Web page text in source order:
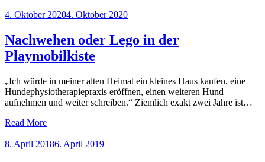
Posted
4. Oktober 20204. Oktober 2020
Nachwehen oder Lego in der
Playmobilkiste
„Ich würde in meiner alten Heimat ein kleines Haus kaufen, eine
Hundephysiotherapiepraxis eröffnen, einen weiteren Hund
aufnehmen und weiter schreiben.“ Ziemlich exakt zwei Jahre ist…
Read More
Posted
8. April 20186. April 2019